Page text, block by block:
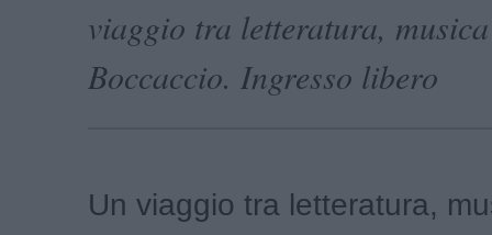
viaggio tra letteratura,
Boccaccio. Ingresso libero
Un viaggio tra letteratura,